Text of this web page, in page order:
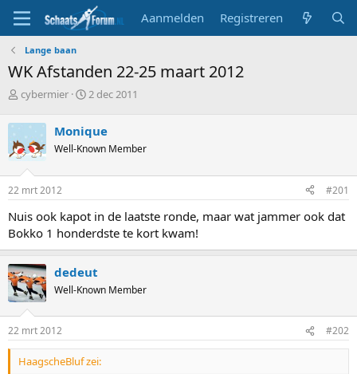
Aanmelden Registreren
Lange baan
WK Afstanden 22-25 maart 2012
T
p
c
s
t
a
t
e
r
cybermier
S
r
t
a
m
2 dec 2011
Monique
Well-Known Member
22 mrt 2012 #201
Nuis ook kapot in de laatste ronde, maar wat jammer ook dat
Bokko 1 honderdste te kort kwam!
dedeut
Well-Known Member
22 mrt 2012 #202
HaagscheBluf zei: